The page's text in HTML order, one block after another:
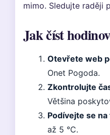
mimo. Sledujte raději
Jak číst
Otevřete web
Onet Pogoda.
Zkontrolujte
Většina
Podívejte se
až 5 °C.